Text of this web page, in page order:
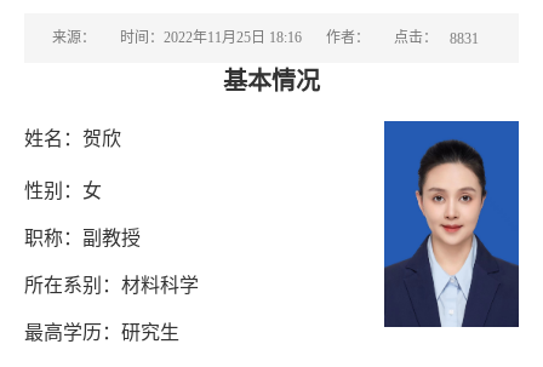
来源： 时间：2022年11月25日 18:16 作者： 点击： 8831
基本情况
姓名：贺欣
性别：女
职称：副教授
所在系别：材料科学
最高学历：研究生